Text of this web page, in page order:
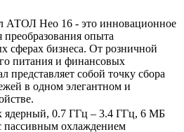
АТОЛ Нео 16 - это инновационное
преобразования опыта
сферах бизнеса. От розничной
питания и финансовых
представляет собой точку сбора
в одном элегантном и
ядерный, 0.7 ГГц – 3.4 ГГц, 6 МБ
пассивным охлаждением